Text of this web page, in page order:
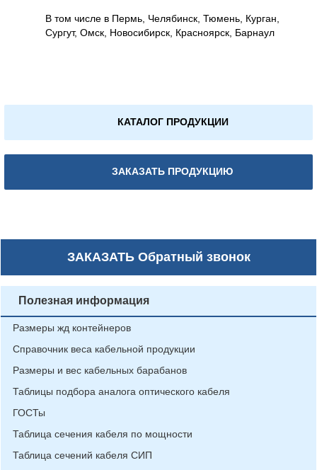
В том числе в Пермь, Челябинск, Тюмень, Курган,
Сургут, Омск, Новосибирск, Красноярск, Барнаул
КАТАЛОГ ПРОДУКЦИИ
ЗАКАЗАТЬ ПРОДУКЦИЮ
ЗАКАЗАТЬОбратный звонок
Полезная информация
Размеры жд контейнеров
Справочник веса кабельной продукции
Размеры и вес кабельных барабанов
Таблицы подбора аналога оптического кабеля
ГОСТы
Таблица сечения кабеля по мощности
Таблица сечений кабеля СИП